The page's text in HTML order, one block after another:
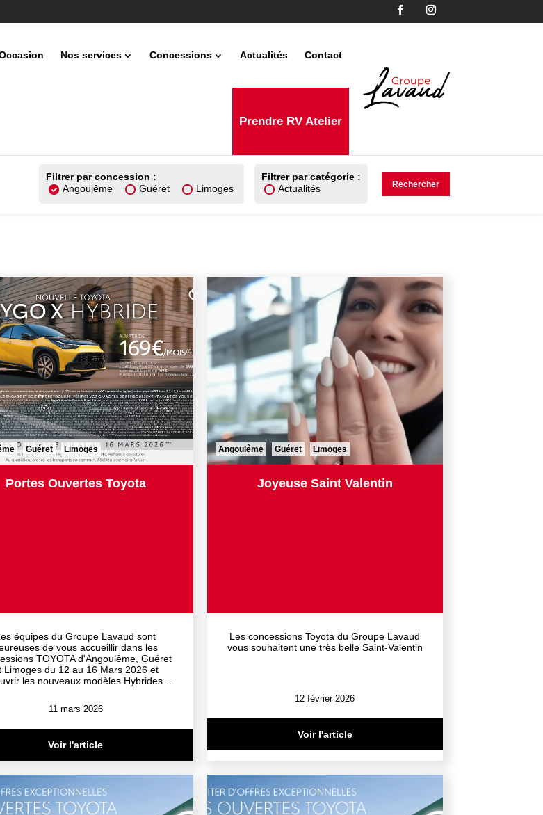
Nos services Concessions Actualités Contact
Prendre RV Atelier
Filtrer par concession :
Angoulême
Guéret Limoges
Filtrer par catégorie :
Actualités
Guéret Limoges
Portes Ouvertes Toyota
équipes du Groupe Lavaud sont
de vous accueillir dans les
TOYOTA d'Angoulême, Guéret
Limoges du 12 au 16 Mars 2026 et
les nouveaux modèles Hybrides…
11 mars 2026
Voir l'article
Angoulême Guéret Limoges
Joyeuse Saint Valentin
Les concessions Toyota du Groupe Lavaud
vous souhaitent une très belle Saint-Valentin
12 février 2026
Voir l'article